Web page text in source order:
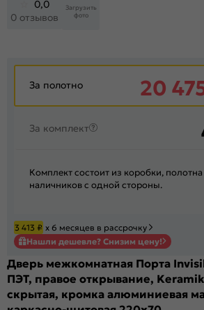
0,0
0 отзывов
Загрузить
фото
За полотно 20
За комплект
Комплект состоит из коробки, полотна
наличников с одной стороны.
3 413 ₽ х 6 месяцев в рассрочку
Нашли дешевле? Снизим цену!
Дверь межкомнатная Порта
ПЭТ, правое открывание,
скрытая, кромка алюминиевая